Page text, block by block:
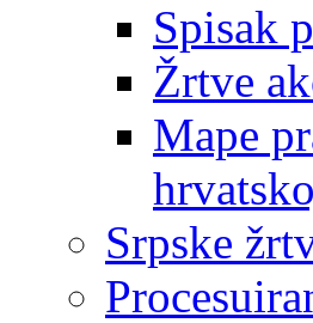
Spisak
Žrtve
Mape
Srpske